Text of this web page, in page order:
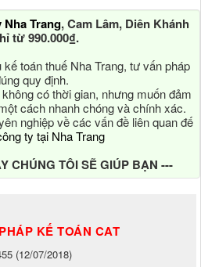
Trang, Cam Lâm, Diên Khánh
từ 990.000₫.
toán thuế Nha Trang, tư vấn pháp
quy định.
có thời gian, nhưng muốn đảm
cách nhanh chóng và chính xác.
nghiệp về các vấn đề liên quan đế
ty tại Nha Trang
CHÚNG TÔI SẼ GIÚP BẠN ---
KẾ TOÁN CAT
(12/07/2018)